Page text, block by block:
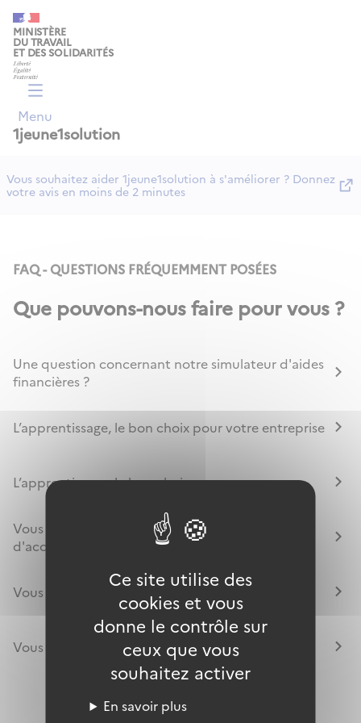
MINISTÈRE
DU TRAVAIL
ET DES SOLIDARITÉS
Menu
1jeune1solution
Vous souhaitez aider 1jeune1solution à s'améliorer ? Donnez
votre avis en moins de 2 minutes
FAQ - QUESTIONS FRÉQUEMMENT POSÉES
Que pouvons-nous faire pour vous ?
Une question concernant notre simulateur d'aides
financières ?
L’apprentissage, le bon choix pour votre entreprise
L’apprentissage, le bon choix
Vous êtes un organisme de formation /
d'accompagnement ?
Vous êtes un jeune ou un parent de jeune ?
Vous êtes un employeur ?
Panneau de gestion des cookies
Ce site utilise des
cookies et vous
donne le contrôle sur
ceux que vous
souhaitez activer
En savoir plus